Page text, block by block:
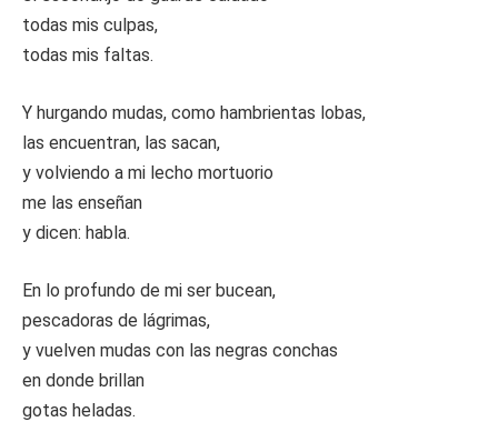
todas mis culpas,
todas mis faltas.
Y hurgando mudas, como hambrientas lobas,
las encuentran, las sacan,
y volviendo a mi lecho mortuorio
me las enseñan
y dicen: habla.
En lo profundo de mi ser bucean,
pescadoras de lágrimas,
y vuelven mudas con las negras conchas
en donde brillan
gotas heladas.